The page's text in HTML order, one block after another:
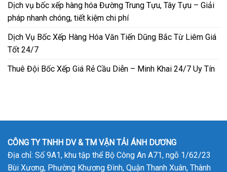
Dịch vụ bốc xếp hàng hóa Đường Trung Tựu, Tây Tựu – Giải
pháp nhanh chóng, tiết kiệm chi phí
Dịch Vụ Bốc Xếp Hàng Hóa Văn Tiến Dũng Bắc Từ Liêm Giá
Tốt 24/7
Thuê Đội Bốc Xếp Giá Rẻ Cầu Diễn – Minh Khai 24/7 Uy Tín
CÔNG TY TNHH DV & TM VẬN TẢI ÁNH DƯƠNG
Địa chỉ: Số 9A1, khu tập thể Bộ Công An A71, ngõ 1/62/23
Bùi Xương, Phường Khương Đình, Quận Thanh Xuân, Thành